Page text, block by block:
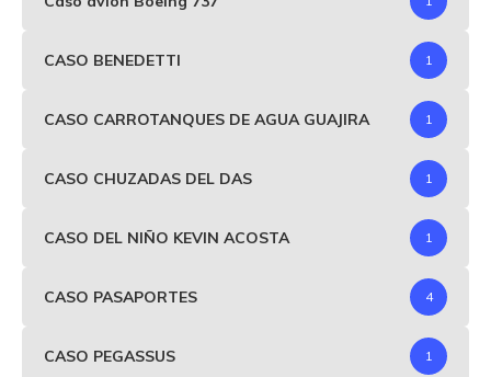
CASO BENEDETTI 1
CASO CARROTANQUES DE AGUA GUAJIRA 1
CASO CHUZADAS DEL DAS 1
CASO DEL NIÑO KEVIN ACOSTA 1
CASO PASAPORTES 4
CASO PEGASSUS 1